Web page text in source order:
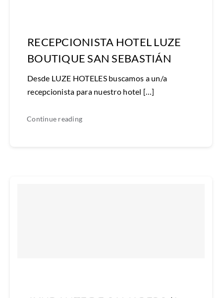
RECEPCIONISTA HOTEL LUZE
BOUTIQUE SAN SEBASTIÁN
Desde LUZE HOTELES buscamos a un/a
recepcionista para nuestro hotel […]
Continue reading